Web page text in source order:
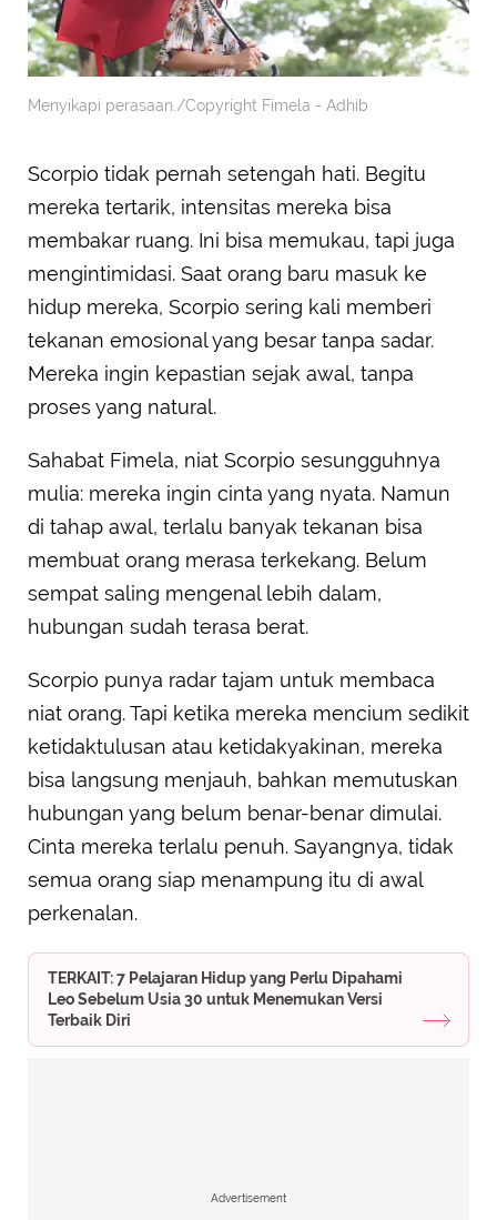
Menyikapi perasaan./Copyright Fimela - Adhib
Scorpio tidak pernah setengah hati. Begitu
mereka tertarik, intensitas mereka bisa
membakar ruang. Ini bisa memukau, tapi juga
mengintimidasi. Saat orang baru masuk ke
hidup mereka, Scorpio sering kali memberi
tekanan emosional yang besar tanpa sadar.
Mereka ingin kepastian sejak awal, tanpa
proses yang natural.
Sahabat Fimela, niat Scorpio sesungguhnya
mulia: mereka ingin cinta yang nyata. Namun
di tahap awal, terlalu banyak tekanan bisa
membuat orang merasa terkekang. Belum
sempat saling mengenal lebih dalam,
hubungan sudah terasa berat.
Scorpio punya radar tajam untuk membaca
niat orang. Tapi ketika mereka mencium sedikit
ketidaktulusan atau ketidakyakinan, mereka
bisa langsung menjauh, bahkan memutuskan
hubungan yang belum benar-benar dimulai.
Cinta mereka terlalu penuh. Sayangnya, tidak
semua orang siap menampung itu di awal
perkenalan.
TERKAIT: 7 Pelajaran Hidup yang Perlu Dipahami
Leo Sebelum Usia 30 untuk Menemukan Versi
Terbaik Diri
Advertisement